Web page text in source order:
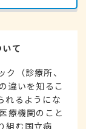
て
（診療所、
違いを知るこ
れるようにな
療機関のこと
組む国立病